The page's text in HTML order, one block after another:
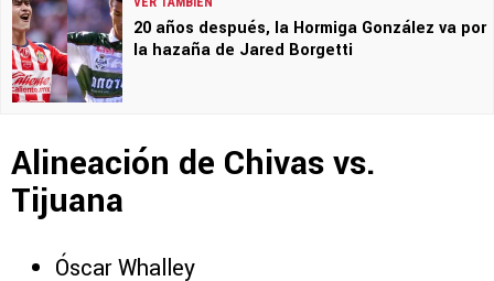
20 años después, la Hormiga González va por
la hazaña de Jared Borgetti
Alineación de Chivas vs.
Tijuana
Óscar Whalley